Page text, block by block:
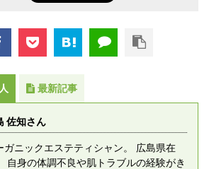
最新記事
佐知さん
ガニックエステティシャン。 広島県在
自身の体調不良や肌トラブルの経験がき